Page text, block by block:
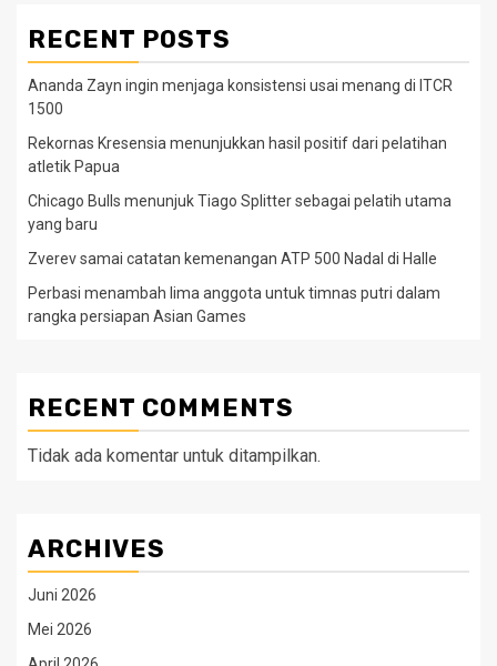
RECENT POSTS
Ananda Zayn ingin menjaga konsistensi usai menang di ITCR
1500
Rekornas Kresensia menunjukkan hasil positif dari pelatihan
atletik Papua
Chicago Bulls menunjuk Tiago Splitter sebagai pelatih utama
yang baru
Zverev samai catatan kemenangan ATP 500 Nadal di Halle
Perbasi menambah lima anggota untuk timnas putri dalam
rangka persiapan Asian Games
RECENT COMMENTS
Tidak ada komentar untuk ditampilkan.
ARCHIVES
Juni 2026
Mei 2026